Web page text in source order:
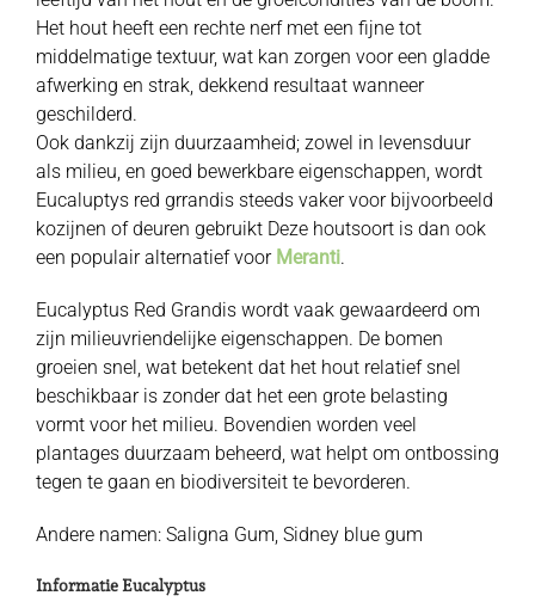
Het hout heeft een rechte nerf met een fijne tot
middelmatige textuur, wat kan zorgen voor een gladde
afwerking en strak, dekkend resultaat wanneer
geschilderd.
Ook dankzij zijn duurzaamheid; zowel in levensduur
als milieu, en goed bewerkbare eigenschappen, wordt
Eucaluptys red grrandis steeds vaker voor bijvoorbeeld
kozijnen of deuren gebruiktDeze houtsoort is dan ook
een populair alternatief voor Meranti.
Eucalyptus Red Grandis wordt vaak gewaardeerd om
zijn milieuvriendelijke eigenschappen. De bomen
groeien snel, wat betekent dat het hout relatief snel
beschikbaar is zonder dat het een grote belasting
vormt voor het milieu. Bovendien worden veel
plantages duurzaam beheerd, wat helpt om ontbossing
tegen te gaan en biodiversiteit te bevorderen.
Andere namen: Saligna Gum, Sidney blue gum
Informatie Eucalyptus